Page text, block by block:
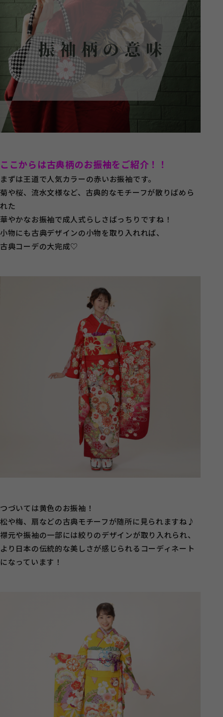
ここからは古典柄のお振袖をご紹介！！
まずは王道で人気カラーの赤いお振袖です。
菊や桜、流水文様など、古典的なモチーフが散りばめら
れた
華やかなお振袖で成人式らしさばっちりですね！
小物にも古典デザインの小物を取り入れれば、
古典コーデの大完成♡
つづいては黄色のお振袖！
松や梅、扇などの古典モチーフが随所に見られますね♪
襟元や振袖の一部には絞りのデザインが取り入れられ、
より日本の伝統的な美しさが感じられるコーディネート
になっています！